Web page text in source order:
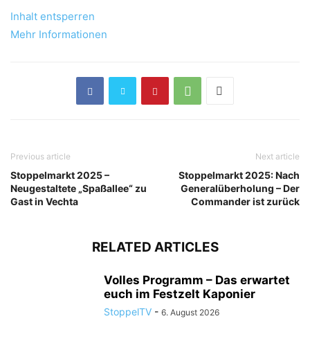
Inhalt entsperren
Mehr Informationen
Previous article
Stoppelmarkt 2025 –
Neugestaltete „Spaßallee“ zu
Gast in Vechta
Next article
Stoppelmarkt 2025: Nach
Generalüberholung – Der
Commander ist zurück
RELATED ARTICLES
Volles Programm – Das erwartet
euch im Festzelt Kaponier
StoppelTV - 6. August 2026